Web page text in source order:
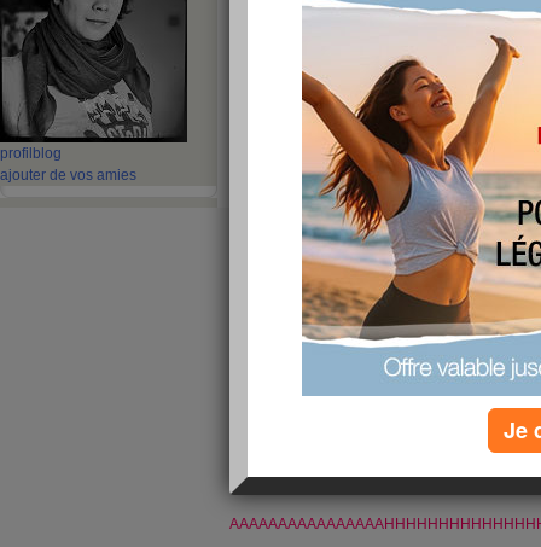
profil blog
ajouter de vos amies
J'ai perdu du
OMGWTFBBQ!!!!!!
Je